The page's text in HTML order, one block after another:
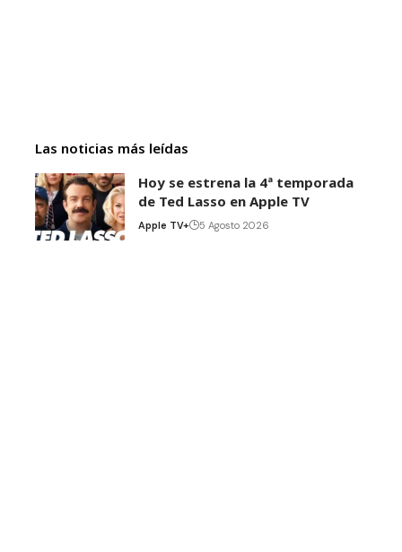
Las noticias más leídas
Hoy se estrena la 4ª temporada
de Ted Lasso en Apple TV
Apple TV+ 5 Agosto 2026